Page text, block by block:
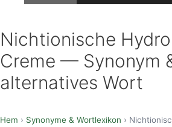
Nichtionische
Creme — Synonym
alternatives Wort
Hem › Synonyme & Wortlexikon ›